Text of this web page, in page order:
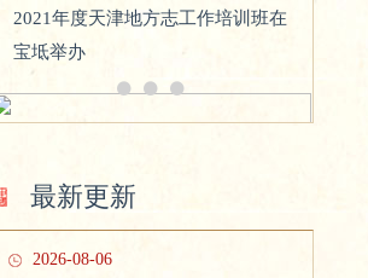
2021年度天津地方志工作培训班在
宝坻举办
最新更新
2026-08-06